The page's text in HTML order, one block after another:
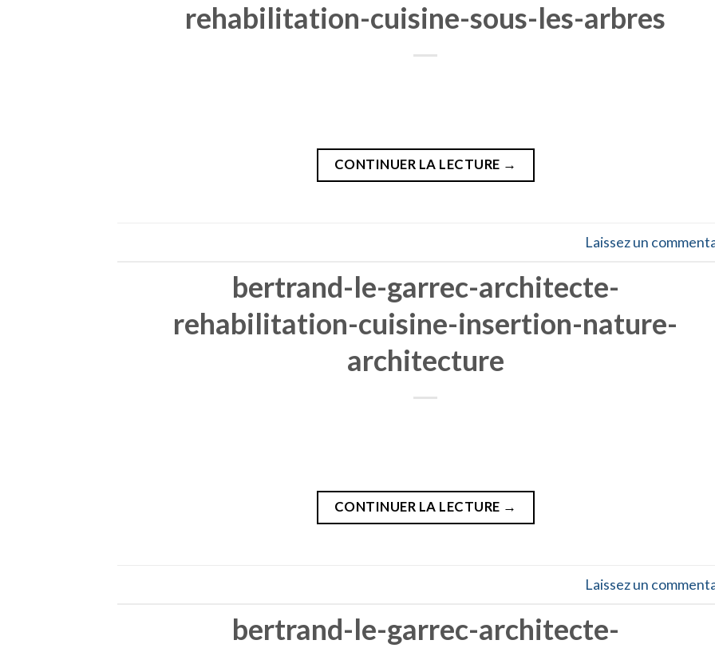
rehabilitation-cuisine-sous-les-arbres
CONTINUER LA LECTURE →
Laissez un
bertrand-le-garrec-architecte-
rehabilitation-cuisine-insertion-nature-
architecture
CONTINUER LA LECTURE →
Laissez un
bertrand-le-garrec-architecte-